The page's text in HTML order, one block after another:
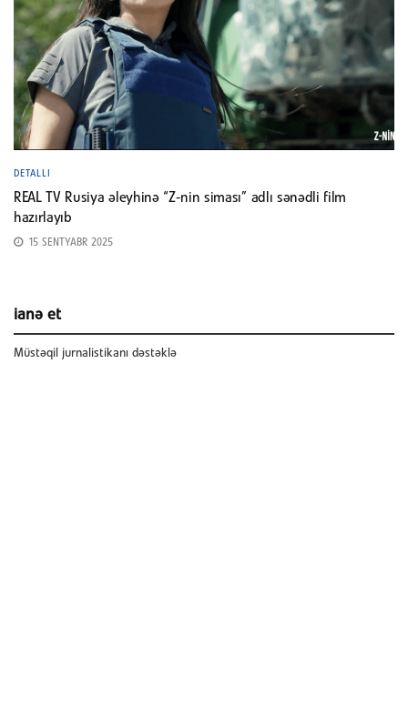
DETALLI
REAL TV Rusiya əleyhinə “Z-nin siması” adlı sənədli film
hazırlayıb
15 SENTYABR 2025
ianə et
Müstəqil jurnalistikanı dəstəklə